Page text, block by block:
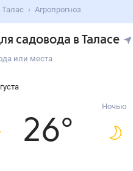
Талас Агропрогноз
садовода в Таласе
или места
26°
Ночью